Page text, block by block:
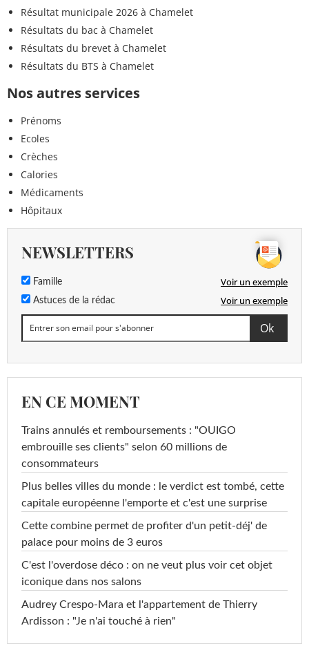
Résultat municipale 2026 à Chamelet
Résultats du bac à Chamelet
Résultats du brevet à Chamelet
Résultats du BTS à Chamelet
Nos autres services
Prénoms
Ecoles
Crèches
Calories
Médicaments
Hôpitaux
NEWSLETTERS
Famille Voir un exemple
Astuces de la rédac Voir un exemple
EN CE MOMENT
Trains annulés et remboursements : "OUIGO
embrouille ses clients" selon 60 millions de
consommateurs
Plus belles villes du monde : le verdict est tombé, cette
capitale européenne l'emporte et c'est une surprise
Cette combine permet de profiter d'un petit-déj' de
palace pour moins de 3 euros
C'est l'overdose déco : on ne veut plus voir cet objet
iconique dans nos salons
Audrey Crespo-Mara et l'appartement de Thierry
Ardisson : "Je n'ai touché à rien"